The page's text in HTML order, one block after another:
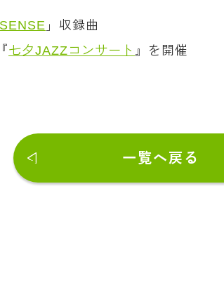
」収録曲
七夕JAZZコンサート 』を開催
一覧へ戻る